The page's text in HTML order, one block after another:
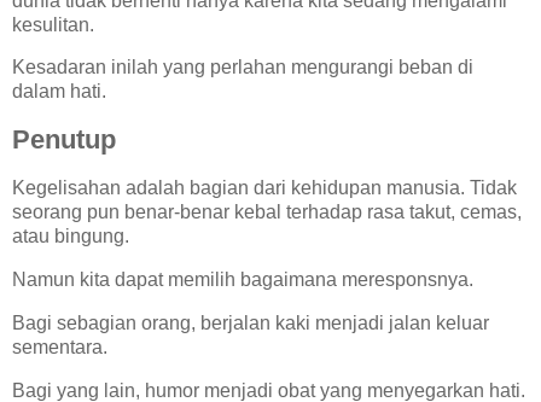
kesulitan.
Kesadaran inilah yang perlahan mengurangi beban di
dalam hati.
Penutup
Kegelisahan adalah bagian dari kehidupan manusia. Tidak
seorang pun benar-benar kebal terhadap rasa takut, cemas,
atau bingung.
Namun kita dapat memilih bagaimana meresponsnya.
Bagi sebagian orang, berjalan kaki menjadi jalan keluar
sementara.
Bagi yang lain, humor menjadi obat yang menyegarkan hati.